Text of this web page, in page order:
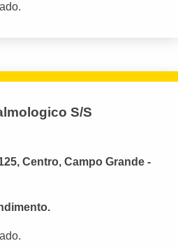
S/S
Centro, Campo Grande -